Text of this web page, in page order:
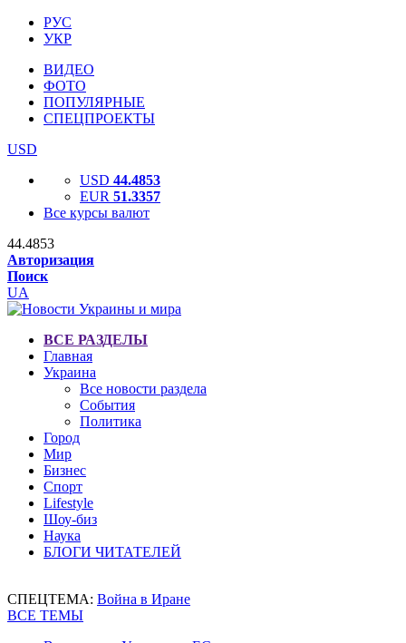
РУС
УКР
ВИДЕО
ФОТО
ПОПУЛЯРНЫЕ
СПЕЦПРОЕКТЫ
USD
USD 44.4853
EUR 51.3357
Все курсы валют
44.4853
Авторизация
Поиск
UA
ВСЕ РАЗДЕЛЫ
Главная
Украина
Все новости раздела
События
Политика
Город
Мир
Бизнес
Спорт
Lifestyle
Шоу-биз
Наука
БЛОГИ ЧИТАТЕЛЕЙ
СПЕЦТЕМА: Война в Иране
ВСЕ ТЕМЫ